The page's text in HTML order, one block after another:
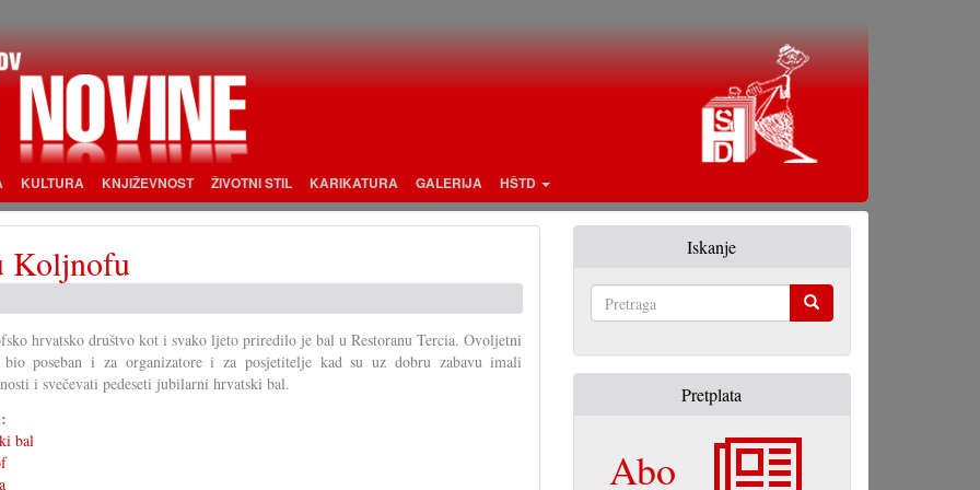
KULTURA KNJIŽEVNOST ŽIVOTNI STIL KARIKATURA GALERIJA HŠTD
Koljnofu
hrvatsko društvo kot i svako ljeto priredilo je bal u Restoranu Tercia. Ovoljetni
poseban i za organizatore i za posjetitelje kad su uz dobru zabavu imali
i svečevati pedeseti jubilarni hrvatski bal.
bal
Iskanje
Pretplata
Abo